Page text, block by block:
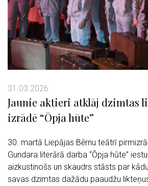
31.03.2026
Jaunie aktieri atklāj dzimtas
izrādē “Ōpja hūte”
30. martā Liepājas Bērnu teātrī
Gundara literārā darba “Ōpja hūte”
aizkustinošs un skaudrs stāsts par
savas dzimtas dažādu paaudžu